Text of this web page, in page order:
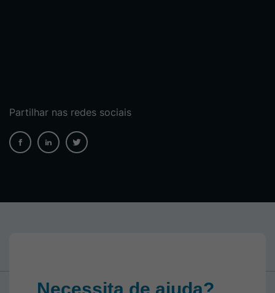
Partilhar nas redes sociais